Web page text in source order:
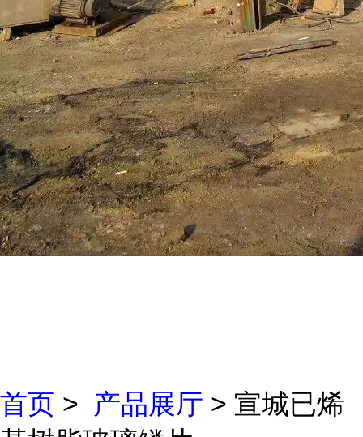
首页 > 产品展厅 > 宣城已烯